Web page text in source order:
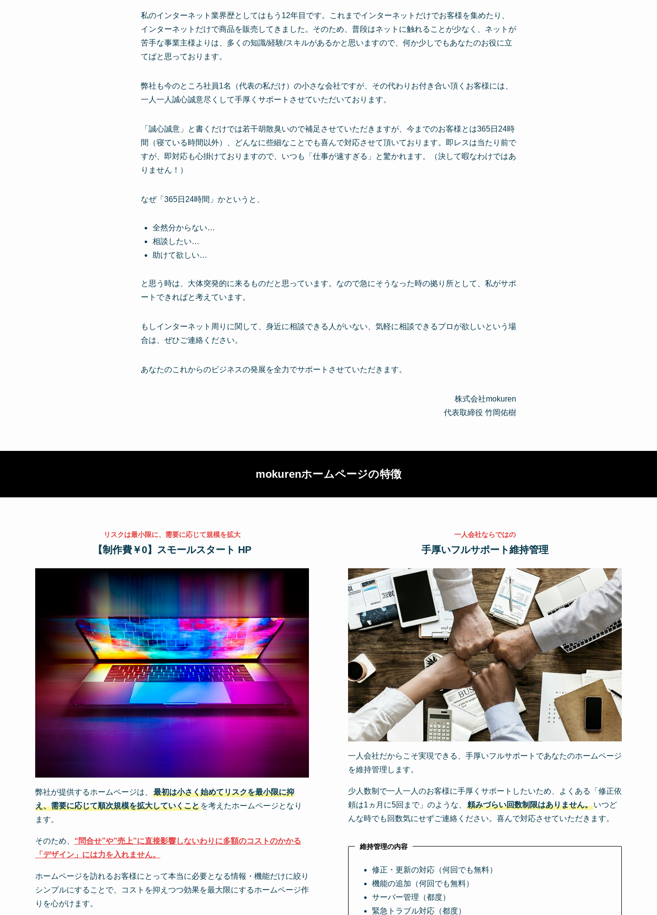
私のインターネット業界歴としてはもう12年目です。これまでインターネットだけでお客様を集めたり、
インターネットだけで商品を販売してきました。そのため、普段はネットに触れることが少なく、ネットが
苦手な事業主様よりは、多くの知識/経験/スキルがあるかと思いますので、何か少しでもあなたのお役に立
てばと思っております。
弊社も今のところ社員1名（代表の私だけ）の小さな会社ですが、その代わりお付き合い頂くお客様には、
一人一人誠心誠意尽くして手厚くサポートさせていただいております。
「誠心誠意」と書くだけでは若干胡散臭いので補足させていただきますが、今までのお客様とは365日24時
間（寝ている時間以外）、どんなに些細なことでも喜んで対応させて頂いております。即レスは当たり前で
すが、即対応も心掛けておりますので、いつも「仕事が速すぎる」と驚かれます。（決して暇なわけではあ
りません！）
なぜ「365日24時間」かというと、
全然分からない…
相談したい…
助けて欲しい…
と思う時は、大体突発的に来るものだと思っています。なので急にそうなった時の拠り所として、私がサポ
ートできればと考えています。
もしインターネット周りに関して、身近に相談できる人がいない、気軽に相談できるプロが欲しいという場
合は、ぜひご連絡ください。
あなたのこれからのビジネスの発展を全力でサポートさせていただきます。
株式会社mokuren
代表取締役 竹岡佑樹
mokurenホームページの特徴
リスクは最小限に、需要に応じて規模を拡大
【制作費￥0】スモールスタート HP
弊社が提供するホームページは、
最初は小さく始めてリスクを最小限に抑
え、需要に応じて順次規模を拡大していくこと を考えたホームページとなり
ます。
そのため、 “問合せ”や”売上”に直接影響しないわりに多額のコストのかかる
「デザイン」には力を入れません。
ホームページを訪れるお客様にとって本当に必要となる情報・機能だけに絞り
シンプルにすることで、コストを抑えつつ効果を最大限にするホームページ作
りを心がけます。
一人会社ならではの
手厚いフルサポート維持管理
一人会社だからこそ実現できる、手厚いフルサポートであなたのホームページ
を維持管理します。
少人数制で一人一人のお客様に手厚くサポートしたいため、よくある「修正依
頼は1ヵ月に5回まで」のような、
頼みづらい回数制限はありません。いつど
んな時でも回数気にせずご連絡ください。喜んで対応させていただきます。
維持管理の内容
修正・更新の対応（何回でも無料）
機能の追加（何回でも無料）
サーバー管理（都度）
緊急トラブル対応（都度）